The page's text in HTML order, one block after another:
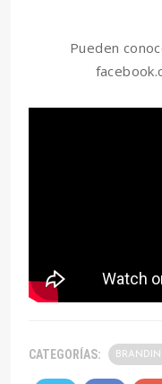
Pueden
CATEGORÍAS: